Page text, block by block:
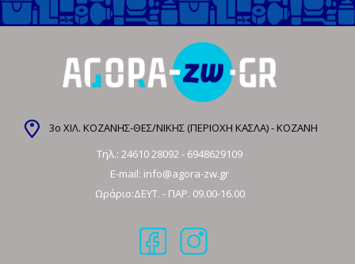
3ο ΧΙΛ. ΚΟΖΑΝΗΣ-ΘΕΣ/ΝΙΚΗΣ (ΠΕΡΙΟΧΗ ΚΑΣΛΑ) - ΚΟΖΑΝΗ
Τηλ.: 24610 28092- 6948629109
E-mail: info@agora-zw.gr
Ωράριο:ΔΕΥΤ. - ΠΑΡ. 09.00-16.00